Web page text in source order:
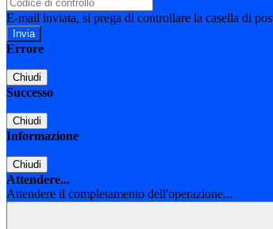
E-mail inviata, si prega di controllare la casella di
Errore
Chiudi
Successo
Chiudi
Informazione
Chiudi
Attendere...
Attendere il completamento dell'operazione...